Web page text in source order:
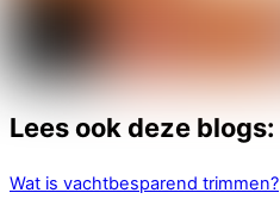
Lees ook deze blogs:
Wat is vachtbesparend trimmen?